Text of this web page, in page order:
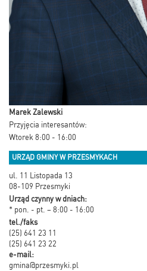
Marek Zalewski
Przyjęcia interesantów:
Wtorek 8:00 - 16:00
URZĄD GMINY W PRZESMYKACH
ul. 11 Listopada 13
08-109 Przesmyki
Urząd czynny w dniach:
* pon. - pt. – 8:00 - 16:00
tel./faks
(25) 641 23 11
(25) 641 23 22
e-mail:
gmina@przesmyki.pl